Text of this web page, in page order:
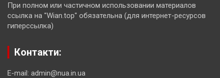
При полном или частичном использовании материалов
ссылка на "Wian.top" обязательна (для интернет-ресурсов
гиперссылка)
Контакти:
E-mail: admin@nua.in.ua